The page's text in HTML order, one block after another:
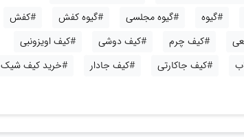
#گیوه #گیوه مجلسی #گیوه کفش
#کفش
#کیف چرم #کیف دوشی
#کیف اویزونبی
#کیف جاکارتی #کیف جادار
#خرید کیف شیک